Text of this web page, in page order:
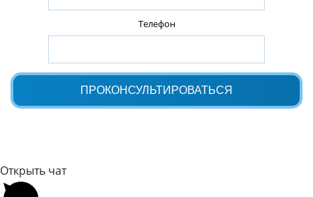
Телефон
Открыть чат